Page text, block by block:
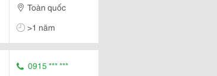
Toàn quốc
>1 năm
0915 *** ***